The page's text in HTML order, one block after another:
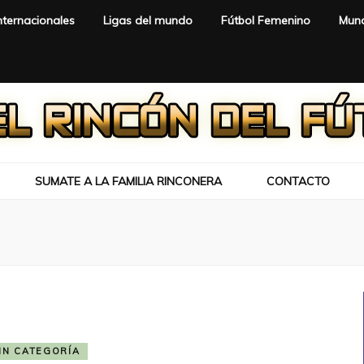
Ligas del mundo Fútbol Femenino
SUMATE A LA FAMILIA RINCONERA CONTACTO
CATEGORÍA